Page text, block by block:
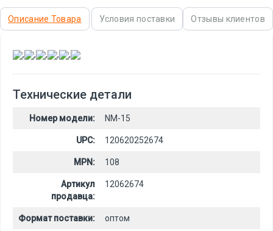
Описание Товара Условия поставки Отзывы клиентов
, , , , ,
Технические детали
Номер модели: NM-15
UPC: 120620252674
MPN: 108
Артикул
продавца:
12062674
Формат поставки: оптом